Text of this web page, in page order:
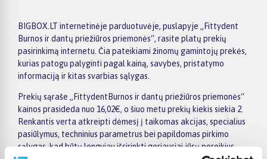
BIGBOX.LT internetinėje parduotuvėje, puslapyje „Fittydent
Burnos ir dantų priežiūros priemonės“, rasite platų prekių
pasirinkimą internetu. Čia pateikiami žinomų gamintojų prekės,
kurias patogu palyginti pagal kainą, savybes, pristatymo
informaciją ir kitas svarbias sąlygas.
Prekių sąraše „FittydentBurnos ir dantų priežiūros priemonės“
kainos prasideda nuo 16,02€, o šiuo metu prekių kiekis siekia 2.
Renkantis verta atkreipti dėmesį į taikomas akcijas, specialius
pasiūlymus, techninius parametrus bei papildomas pirkimo
sąlygas, kad būtų lengviau išsirinkti geriausiai jūsų poreikius